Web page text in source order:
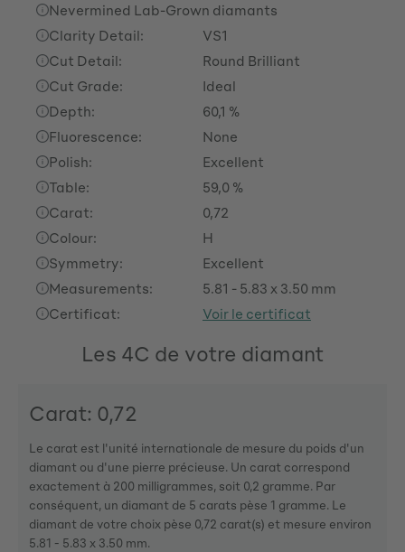
Nevermined Lab-Grown diamants
Clarity Detail:
VS1
Cut Detail:
Round Brilliant
Cut Grade:
Ideal
Depth:
60,1 %
Fluorescence:
None
Polish:
Excellent
Table:
59,0 %
Carat:
0,72
Colour:
H
Symmetry:
Excellent
Measurements:
5.81 - 5.83 x 3.50 mm
Certificat:
Voir le certificat
Les 4C de votre diamant
Carat: 0,72
Le carat est l'unité internationale de mesure du poids d'un
diamant ou d'une pierre précieuse. Un carat correspond
exactement à 200 milligrammes, soit 0,2 gramme. Par
conséquent, un diamant de 5 carats pèse 1 gramme. Le
diamant de votre choix pèse 0,72 carat(s) et mesure environ
5.81 - 5.83 x 3.50 mm.